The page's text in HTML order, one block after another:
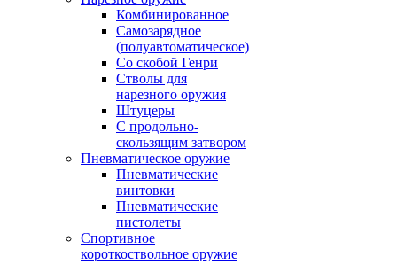
Комбинированное
Самозарядное
(полуавтоматическое)
Со скобой Генри
Стволы для
нарезного оружия
Штуцеры
С продольно-
скользящим затвором
Пневматическое оружие
Пневматические
винтовки
Пневматические
пистолеты
Спортивное
короткоствольное оружие